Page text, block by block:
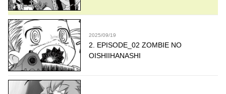
2025/09/19
2. EPISODE_02 ZOMBIE NO
OISHIIHANASHI